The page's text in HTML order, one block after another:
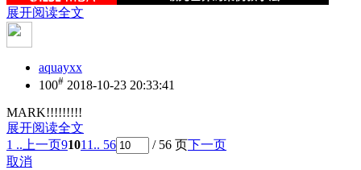
展开阅读全文
aquayxx
100# 2018-10-23 20:33:41
MARK!!!!!!!!!
展开阅读全文
1 .. 上一页91011 .. 56 / 56 页下一页
取消